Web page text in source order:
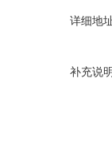
详细地
补充说